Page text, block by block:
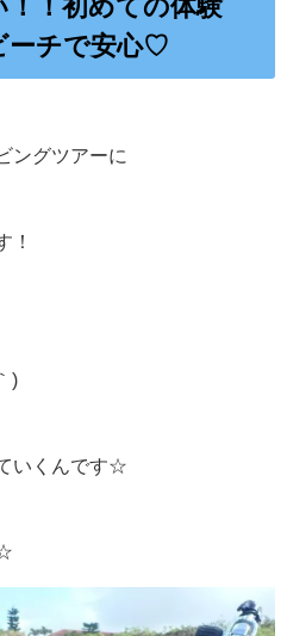
！！初めての体験
ーチで安心♡
ングツアーに
！
)
いくんです☆